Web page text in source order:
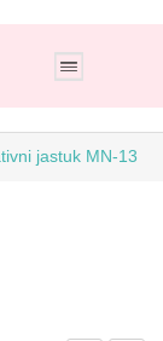
jastuk MN-13